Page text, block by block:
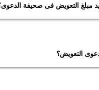
مبلغ التعويض فى صحيفة
الضرر وخصائص المتضرر،
التعويض؟